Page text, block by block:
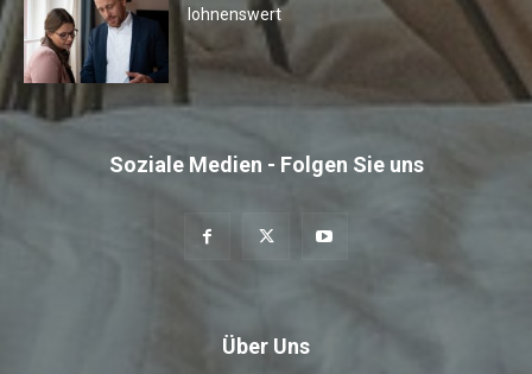
lohnenswert
Soziale Medien - Folgen Sie uns
Über Uns